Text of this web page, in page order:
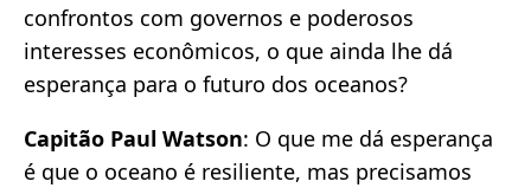
confrontos com governos e poderosos
interesses econômicos, o que ainda lhe dá
esperança para o futuro dos oceanos?
Capitão Paul Watson: O que me dá esperança
é que o oceano é resiliente, mas precisamos